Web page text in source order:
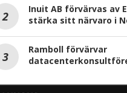
Inuit AB förvärvas av
stärka sitt närvaro i
Ramboll förvärvar